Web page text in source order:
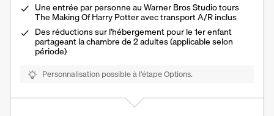
Une entrée par personne auWarner Bros Studio tours
The Making Of Harry Potteravec transport A/R inclus
Des réductions sur l'hébergement pour le 1er enfant
partageant la chambre de 2 adultes (applicable selon
période)
Personnalisation possible à l’étape Options.